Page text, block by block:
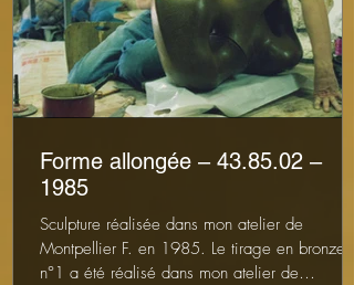
Forme allongée – 43.85.02 –
1985
Sculpture réalisée dans mon atelier de
Montpellier F. en 1985. Le tirage en bronze
n°1 a été réalisé dans mon atelier de